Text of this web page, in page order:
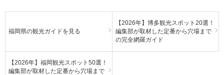
福岡県の観光ガイドを見る
【2026年】博多観光スポット20選！
編集部が取材した定番から穴場まで
の完全網羅ガイド
【2026年】福岡観光スポット50選！
編集部が取材した定番から穴場まで